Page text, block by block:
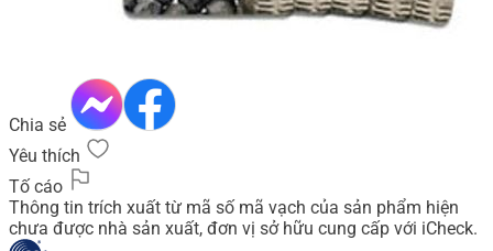
Chia sẻ
Yêu thích
Tố cáo
Thông tin trích xuất từ mã số mã vạch của sản phẩm hiện
chưa được nhà sản xuất, đơn vị sở hữu cung cấp với iCheck.